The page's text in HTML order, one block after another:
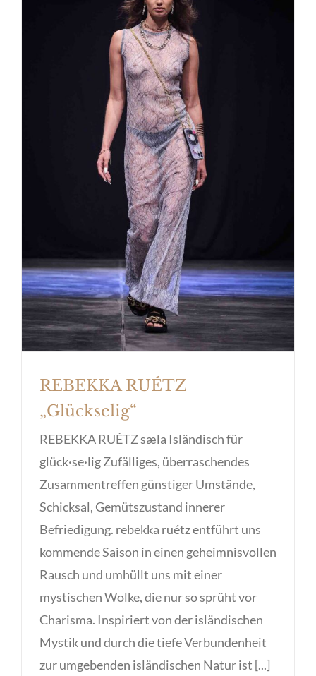
REBEKKA RUÉTZ „Glückselig“
REBEKKA RUÉTZ
„Glückselig“
REBEKKA RUÉTZ sæla Isländisch für
glück·se·lig Zufälliges, überraschendes
Zusammentreffen günstiger Umstände,
Schicksal, Gemütszustand innerer
Befriedigung. rebekka ruétz entführt uns
kommende Saison in einen geheimnisvollen
Rausch und umhüllt uns mit einer
mystischen Wolke, die nur so sprüht vor
Charisma. Inspiriert von der isländischen
Mystik und durch die tiefe Verbundenheit
zur umgebenden isländischen Natur ist [...]